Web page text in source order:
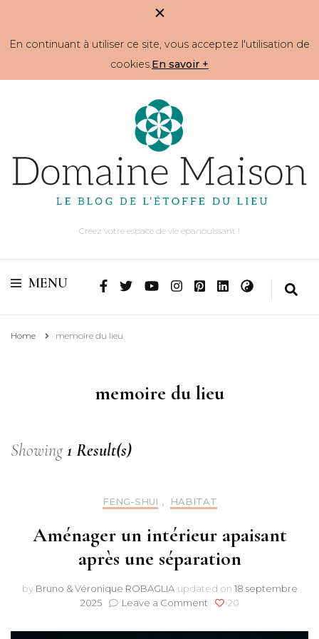
En continuant à utiliser ce site, vous acceptez l'utilisation de
cookies.En savoir +
Créez votre espace de vie épanouissant !
MENU
Home memoire du lieu
memoire du lieu
Showing1 Result(s)
FENG-SHUI , HABITAT
Aménager un intérieur apaisant
après une séparation
by Bruno & Véronique ROBAGLIA updated on 18 septembre
2025
Leave a Commenton
un
20